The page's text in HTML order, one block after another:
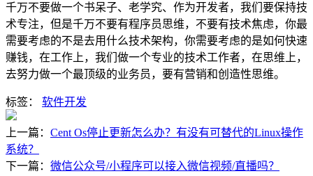
千万不要做一个书呆子、老学究、作为开发者，我们要保持技
术专注，但是千万不要有程序员思维，不要有技术焦虑，你最
需要考虑的不是去用什么技术架构，你需要考虑的是如何快速
赚钱，在工作上，我们做一个专业的技术工作者，在思维上，
去努力做一个最顶级的业务员，要有营销和创造性思维。
标签： 软件开发
上一篇： Cent Os停止更新怎么办？有没有可替代的Linux操作
系统？
下一篇： 微信公众号/小程序可以接入微信视频/直播吗？